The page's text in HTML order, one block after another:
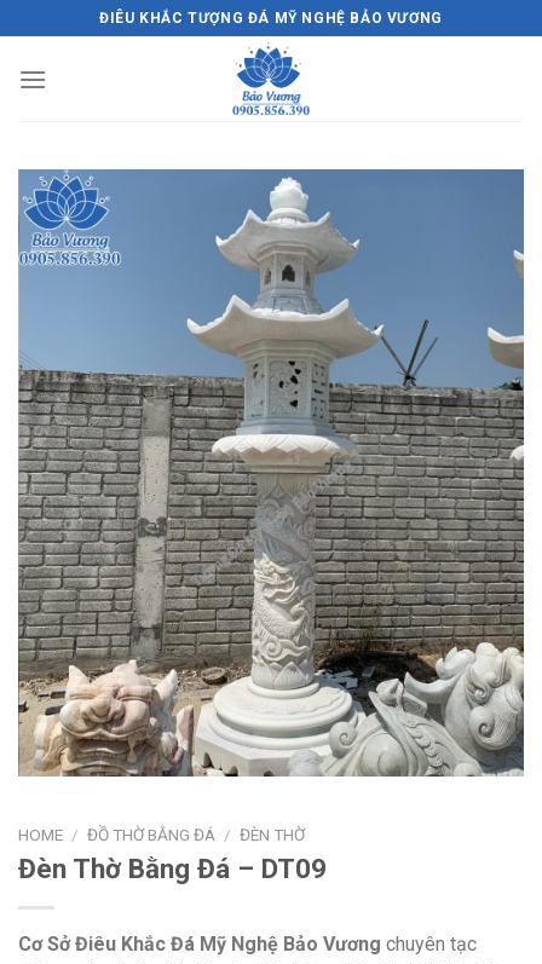
to
content
ĐIÊU KHẮC TƯỢNG ĐÁ MỸ NGHỆ BẢO VƯƠNG
HOME / ĐỒ THỜ BẰNG ĐÁ / ĐÈN THỜ
Đèn Thờ Bằng Đá – DT09
Cơ Sở Điêu Khắc Đá Mỹ Nghệ Bảo Vương chuyên tạc